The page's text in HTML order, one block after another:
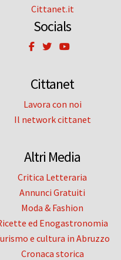
Cittanet.it
Socials
Cittanet
Lavora con noi
Il network cittanet
Altri Media
Critica Letteraria
Annunci Gratuiti
Moda & Fashion
ed Enogastronomia
e cultura in Abruzzo
Cronaca storica